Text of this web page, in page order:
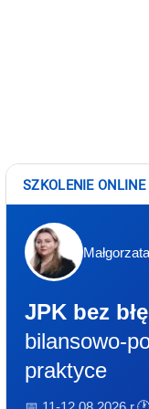
SZKOLENIE ONLINE
JPK bez
bilansowo-
praktyce